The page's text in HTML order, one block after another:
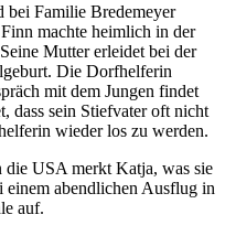
Familie Bredemeyer
machte heimlich in der
Mutter erleidet bei der
Die Dorfhelferin
mit dem Jungen findet
dass sein Stiefvater oft nicht
wieder los zu werden.
USA merkt Katja, was sie
einem abendlichen Ausflug in
auf.